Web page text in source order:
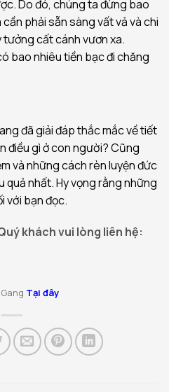
Do đó, chúng ta đừng bao
phải sẵn sàng vất vả và chi
cất cánh vươn xa.
bao nhiêu tiền bạc đi chăng
đã giải đáp thắc mắc về tiết
điều gì ở con người? Cũng
và những cách rèn luyện đức
quả nhất. Hy vọng rằng những
với bạn đọc.
khách vui lòng liên hệ:
Tại đây